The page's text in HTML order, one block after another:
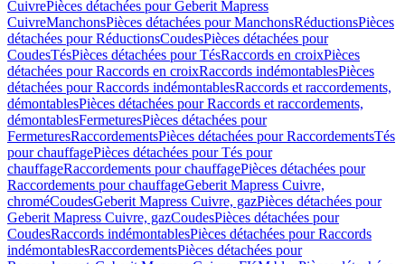
CuivrePièces détachées pour Geberit Mapress
CuivreManchonsPièces détachées pour ManchonsRéductionsPièces
détachées pour RéductionsCoudesPièces détachées pour
CoudesTésPièces détachées pour TésRaccords en croixPièces
détachées pour Raccords en croixRaccords indémontablesPièces
détachées pour Raccords indémontablesRaccords et raccordements,
démontablesPièces détachées pour Raccords et raccordements,
démontablesFermeturesPièces détachées pour
FermeturesRaccordementsPièces détachées pour RaccordementsTés
pour chauffagePièces détachées pour Tés pour
chauffageRaccordements pour chauffagePièces détachées pour
Raccordements pour chauffageGeberit Mapress Cuivre,
chroméCoudesGeberit Mapress Cuivre, gazPièces détachées pour
Geberit Mapress Cuivre, gazCoudesPièces détachées pour
CoudesRaccords indémontablesPièces détachées pour Raccords
indémontablesRaccordementsPièces détachées pour